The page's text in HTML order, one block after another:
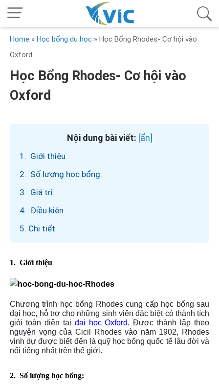
Home » Học bổng du học » Học Bổng Rhodes- Cơ hội vào
Oxford
Học Bổng Rhodes- Cơ hội vào
Oxford
Nội dung bài viết:
1. Giới thiệu
2. Số lượng học bổng:
3. Giá trị
4. Điều kiện
5. Chi tiết
1. Giới thiệu
Chương trình học bổng Rhodes cung cấp học bổng sau
đại học, hỗ trợ cho những sinh viên đặc biệt có thành tích
giỏi toàn diện tại đại học Oxford. Được thành lập theo
nguyện vọng của Cicil Rhodes vào năm 1902, Rhodes
vinh dự được biết đến là quỹ học bổng quốc tế lâu đời và
nổi tiếng nhất trên thế giới.
2. Số lượng học bổng: